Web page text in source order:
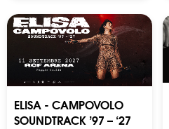
ELISA - CAMPOVOLO
SOUNDTRACK ’97 – ‘27